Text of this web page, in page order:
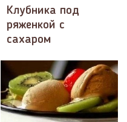
Клубника под
ряженкой с
сахаром